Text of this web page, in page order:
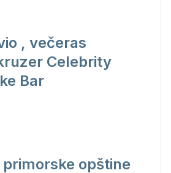
, večeras
Celebrity
Bar
opštine